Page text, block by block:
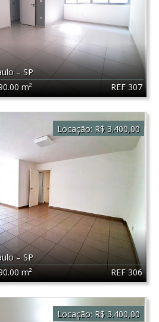
REF 307
– SP
m²
REF 306
–SP
m²
Locação: R$ 3.400,00
Locação: R$ 3.400,00